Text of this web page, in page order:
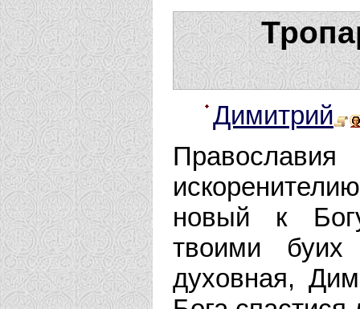
Димитрий
новый к
твоими
духовная,